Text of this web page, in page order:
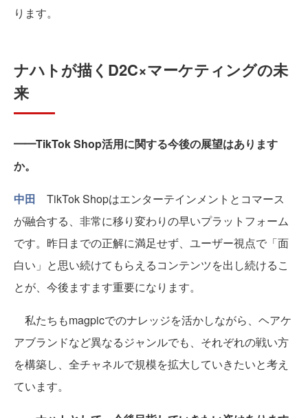
ります。
ナハトが描くD2C×マーケティングの未
来
━━TikTok Shop活用に関する今後の展望はあります
か。
中田 TikTok Shopはエンターテインメントとコマース
が融合する、非常に移り変わりの早いプラットフォーム
です。昨日までの正解に満足せず、ユーザー視点で「面
白い」と思い続けてもらえるコンテンツを出し続けるこ
とが、今後ますます重要になります。
私たちもmagpicでのナレッジを活かしながら、ヘアケ
アブランドなど異なるジャンルでも、それぞれの戦い方
を構築し、全チャネルで規模を拡大していきたいと考え
ています。